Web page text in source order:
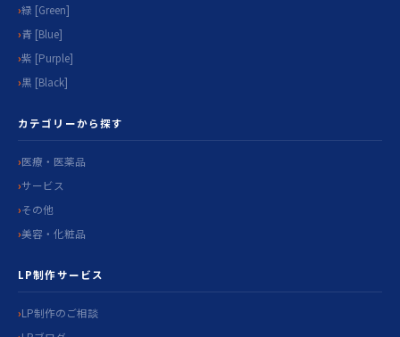
緑 [Green]
青 [Blue]
紫 [Purple]
黒 [Black]
カテゴリーから探す
医療・医薬品
サービス
その他
美容・化粧品
LP制作サービス
LP制作のご相談